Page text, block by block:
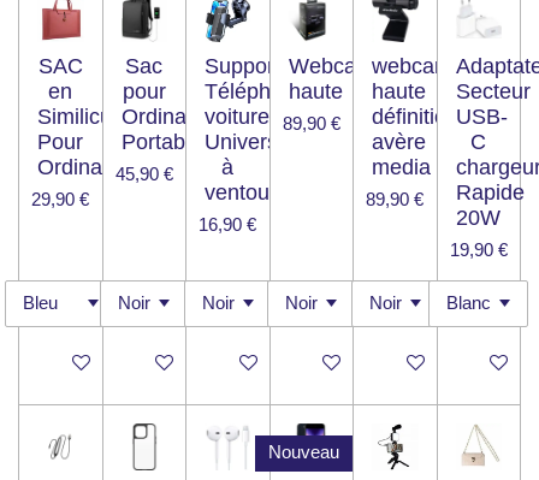
SAC
en
Similicuir
Pour
Ordinateur
29,90 €
Ajouter au panier
Sac
pour
Ordinateur
Portable
45,90 €
Ajouter au panier
Support
Téléphone
voiture
Universel
à
ventous
16,90 €
Ajouter au panier
Webcam
haute
89,90 €
Ajouter au panier
webcam
haute
définition
avère
media
89,90 €
Ajouter au panier
Secteur
USB-
C
Rapide
20W
19,90 €
Ajouter
Nouveau